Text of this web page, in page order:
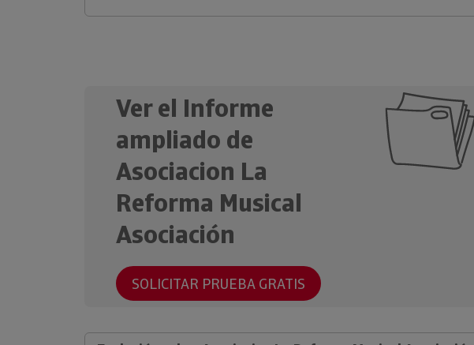
Ver el Informe
ampliado de
Asociacion La
Reforma Musical
Asociación
SOLICITAR PRUEBA GRATIS